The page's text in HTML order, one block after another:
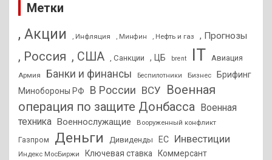
Метки
, Акции , Инфляция , Минфин , Нефть и газ , Прогнозы
, Россия , США , Санкции , ЦБ brent IT Авиация
Армия Банки и финансы Беспилотники Бизнес
Брифинг
Минобороны РФ
В России ВСУ Военная
операция по защите Донбасса
Военная
техника
Военнослужащие Вооруженный конфликт
Газпром Деньги Дивиденды ЕС Инвестиции
Индекс МосБиржи Ключевая ставка Коммерсант